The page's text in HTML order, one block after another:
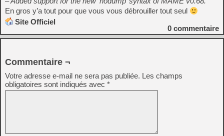
En gros y’a tout pour que vous vous débrouiller tout seul
Site Officiel
0 commentaire
Commentaire ¬
Votre adresse e-mail ne sera pas publiée. Les champs
obligatoires sont indiqués avec *